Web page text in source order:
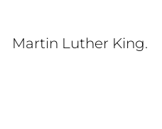
Martin Luther King.